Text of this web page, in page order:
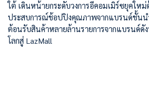
ใต้ เดินหน้ายกระดับวงการอีคอมเมิร์ซยุคใหม่
ประสบการณ์ช้อปปิงคุณภาพจากแบรนด์ชั้นน
ต้อนรับสินค้าหลายล้านรายการจากแบรนด์ดั
โลกสู่ LazMall